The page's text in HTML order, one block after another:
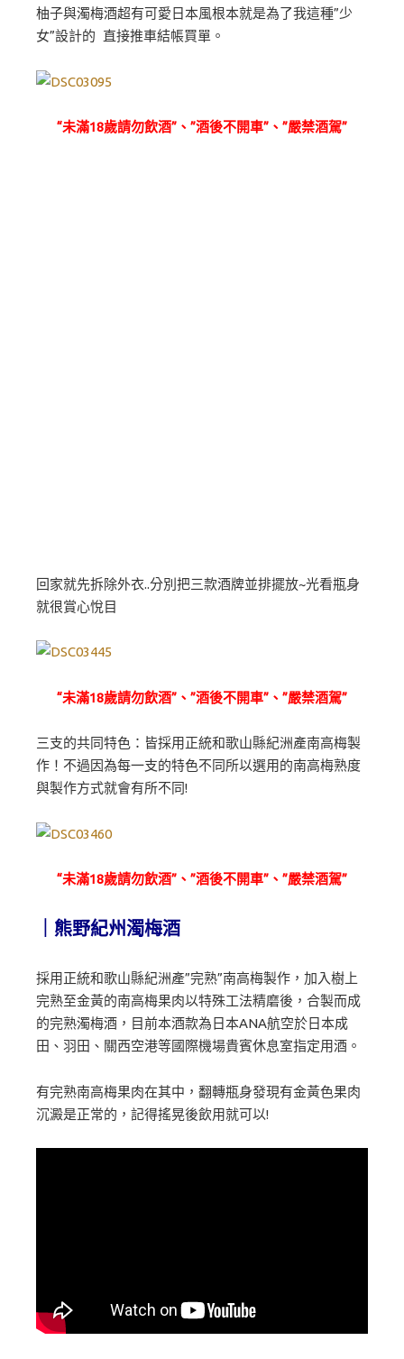
柚子與濁梅酒超有可愛日本風根本就是為了我這種”少
女”設計的 直接推車結帳買單。
“未滿18歲請勿飲酒”、”酒後不開車”、”嚴禁酒駕”
回家就先拆除外衣..分別把三款酒牌並排擺放~光看瓶身
就很賞心悅目
“未滿18歲請勿飲酒”、”酒後不開車”、”嚴禁酒駕”
三支的共同特色：皆採用正統和歌山縣紀洲產南高梅製
作！不過因為每一支的特色不同所以選用的南高梅熟度
與製作方式就會有所不同!
“未滿18歲請勿飲酒”、”酒後不開車”、”嚴禁酒駕”
｜熊野紀州濁梅酒
採用正統和歌山縣紀洲產”完熟”南高梅製作，加入樹上
完熟至金黃的南高梅果肉以特殊工法精磨後，合製而成
的完熟濁梅酒，目前本酒款為日本ANA航空於日本成
田、羽田、關西空港等國際機場貴賓休息室指定用酒。
有完熟南高梅果肉在其中，翻轉瓶身發現有金黃色果肉
沉澱是正常的，記得搖晃後飲用就可以!